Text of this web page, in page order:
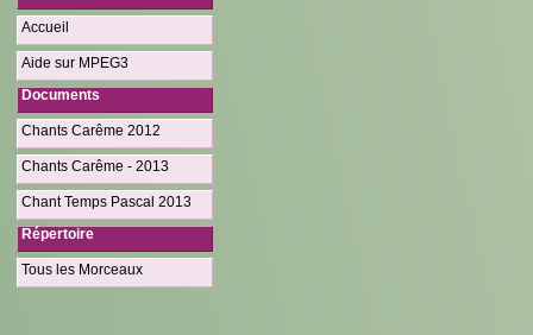
Accueil
Aide sur MPEG3
Documents
Chants Carême 2012
Chants Carême - 2013
Chant Temps Pascal 2013
Répertoire
Tous les Morceaux